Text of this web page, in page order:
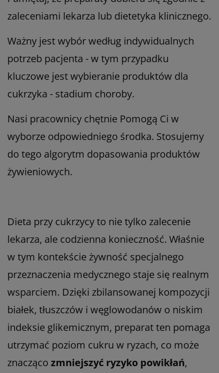
zaleceniami lekarza lub dietetyka klinicznego.
Ważny jest wybór według indywidualnych
potrzeb pacjenta - w tym przypadku
kluczowe jest wybieranie produktów dla
cukrzyka - stadium choroby.
Nasi pracownicy chętnie Pomogą Ci w
wyborze odpowiedniego środka. Stosujemy
do tego algorytm dopasowania produktów
żywieniowych.
Dieta przy cukrzycy to nie tylko zalecenie
lekarza, ale codzienna konieczność. Właśnie
w tym kontekście żywność specjalnego
przeznaczenia medycznego staje się realnym
wsparciem. Dzięki zbilansowanej kompozycji
białek, tłuszczów i węglowodanów o niskim
indeksie glikemicznym, preparat ten pomaga
utrzymać poziom cukru w ryzach, co może
znacząco zmniejszyć ryzyko powikłań,